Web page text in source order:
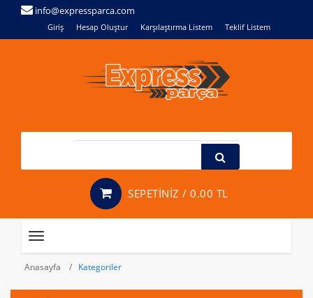
info@expressparca.com
Giriş Hesap Oluştur Karşılaştırma Listem Teklif Listem
SEPETİNİZ / 0.00 TL
Toggle
Anasayfa
Kategoriler